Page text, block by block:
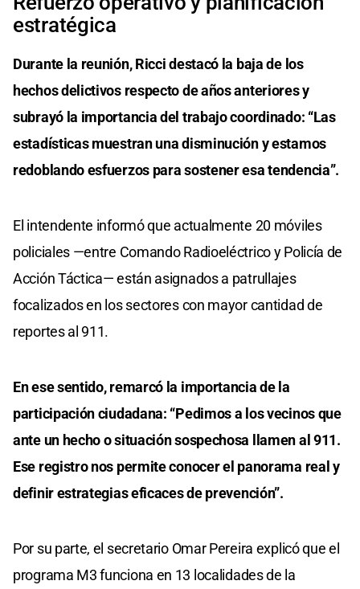
estratégica
Durante la reunión, Ricci destacó la baja de los
hechos delictivos respecto de años anteriores y
subrayó la importancia del trabajo coordinado: “Las
estadísticas muestran una disminución y estamos
redoblando esfuerzos para sostener esa tendencia”.
El intendente informó que actualmente 20 móviles
policiales —entre Comando Radioeléctrico y Policía de
Acción Táctica— están asignados a patrullajes
focalizados en los sectores con mayor cantidad de
reportes al 911.
En ese sentido, remarcó la importancia de la
participación ciudadana: “Pedimos a los vecinos que
ante un hecho o situación sospechosa llamen al 911.
Ese registro nos permite conocer el panorama real y
definir estrategias eficaces de prevención”.
Por su parte, el secretario Omar Pereira explicó que el
programa M3 funciona en 13 localidades de la